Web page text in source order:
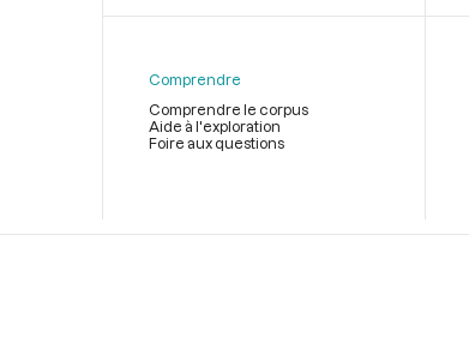
page
Comprendre
Comprendre le corpus
Aide à l'exploration
Foire aux questions